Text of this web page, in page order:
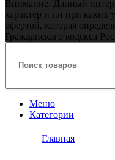
Внимание. Данный
характер и ни при каких
офертой, которая
Гражданского кодекса
Меню
Категории
Главная